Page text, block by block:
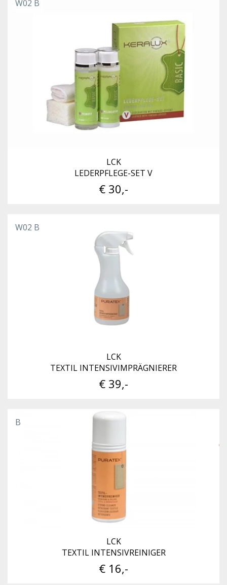
W02 B
LCK
LEDERPFLEGE-SET V
€ 30,-
W02 B
LCK
TEXTIL INTENSIVIMPRÄGNIERER
€ 39,-
B
LCK
TEXTIL INTENSIVREINIGER
€ 16,-